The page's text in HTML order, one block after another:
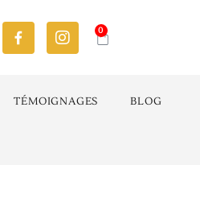
0
TÉMOIGNAGES BLOG